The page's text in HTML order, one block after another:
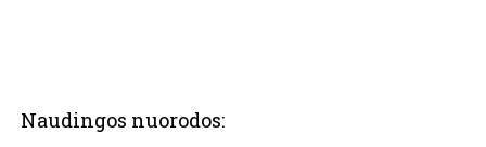
Naudingos nuorodos: